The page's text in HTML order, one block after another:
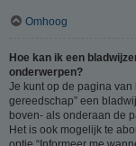
Omhoog
Hoe kan ik een
onderwerpen?
Je kunt op de pagina van
gereedschap” een
boven- als onderaan de
Het is ook mogelijk te